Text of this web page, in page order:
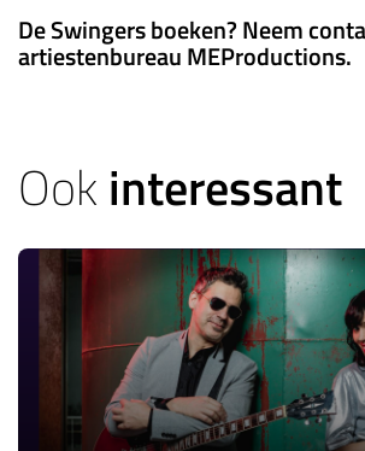
De Swingers boeken? Neem
artiestenbureau MEProductions.
Ookinteressant